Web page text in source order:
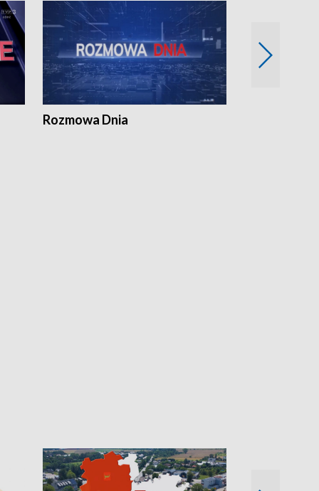
Rozmowa Dnia